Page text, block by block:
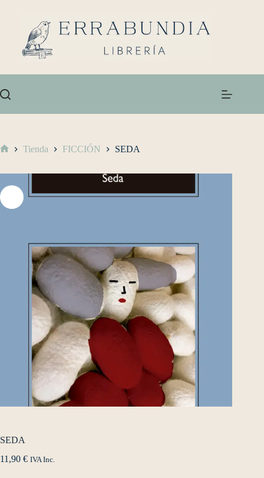
Tienda FICCIÓN SEDA
SEDA
11,90 € IVA Inc.